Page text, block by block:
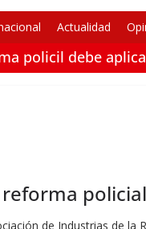
Actualidad
policil debe
de Industrias de